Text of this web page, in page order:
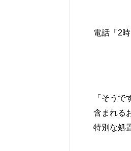
電話「2
「そうで
含まれる
特別な処